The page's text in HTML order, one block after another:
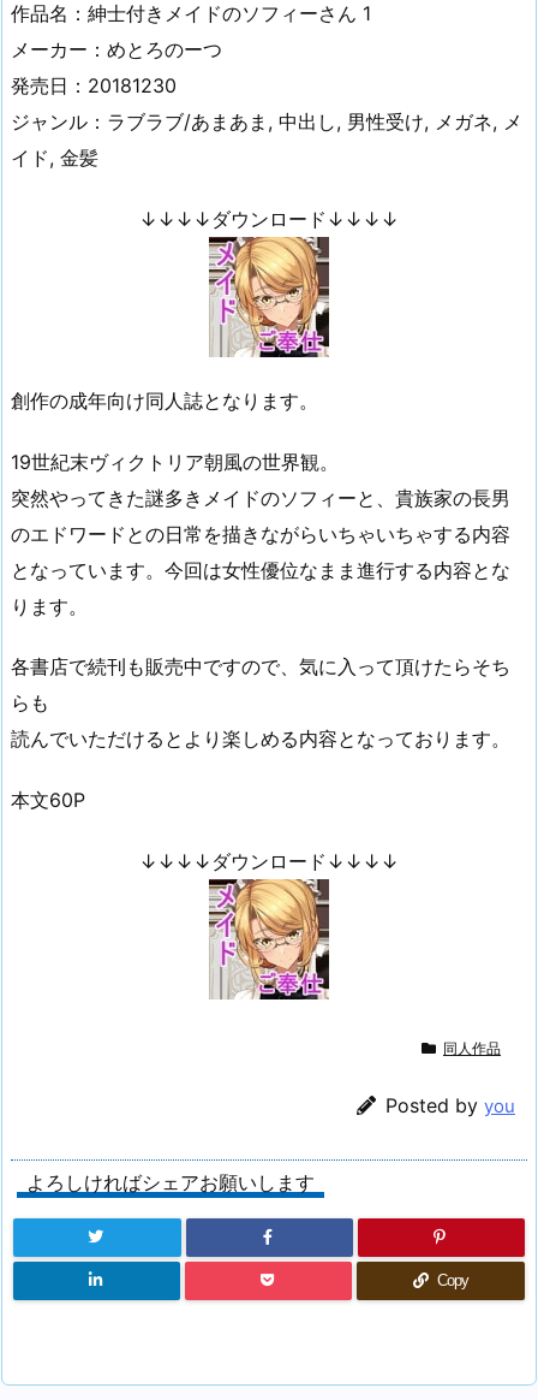
作品名：紳士付きメイドのソフィーさん 1
メーカー：めとろのーつ
発売日：20181230
ジャンル：ラブラブ/あまあま, 中出し, 男性受け, メガネ, メ
イド, 金髪
↓↓↓↓ダウンロード↓↓↓↓
創作の成年向け同人誌となります。
19世紀末ヴィクトリア朝風の世界観。
突然やってきた謎多きメイドのソフィーと、貴族家の長男
のエドワードとの日常を描きながらいちゃいちゃする内容
となっています。今回は女性優位なまま進行する内容とな
ります。
各書店で続刊も販売中ですので、気に入って頂けたらそち
らも
読んでいただけるとより楽しめる内容となっております。
本文60P
↓↓↓↓ダウンロード↓↓↓↓
同人作品
Posted by you
よろしければシェアお願いします
Copy